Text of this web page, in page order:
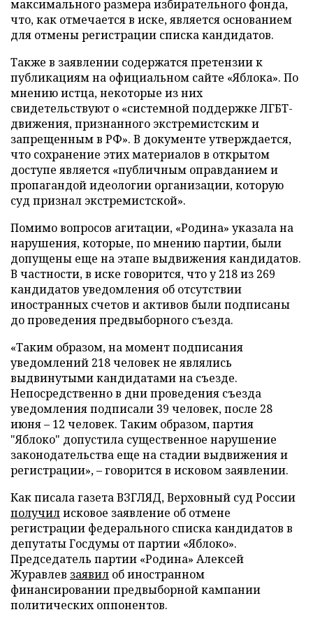
максимального размера избирательного фонда,
что, как отмечается в иске, является основанием
для отмены регистрации списка кандидатов.
Также в заявлении содержатся претензии к
публикациям на официальном сайте «Яблока». По
мнению истца, некоторые из них
свидетельствуют о «системной поддержке ЛГБТ-
движения, признанного экстремистским и
запрещенным в РФ». В документе утверждается,
что сохранение этих материалов в открытом
доступе является «публичным оправданием и
пропагандой идеологии организации, которую
суд признал экстремистской».
Помимо вопросов агитации, «Родина» указала на
нарушения, которые, по мнению партии, были
допущены еще на этапе выдвижения кандидатов.
В частности, в иске говорится, что у 218 из 269
кандидатов уведомления об отсутствии
иностранных счетов и активов были подписаны
до проведения предвыборного съезда.
«Таким образом, на момент подписания
уведомлений 218 человек не являлись
выдвинутыми кандидатами на съезде.
Непосредственно в дни проведения съезда
уведомления подписали 39 человек, после 28
июня – 12 человек. Таким образом, партия
"Яблоко" допустила существенное нарушение
законодательства еще на стадии выдвижения и
регистрации», – говорится в исковом заявлении.
Как писала газета ВЗГЛЯД, Верховный суд России
получилисковое заявление об отмене
регистрации федерального списка кандидатов в
депутаты Госдумы от партии «Яблоко».
Председатель партии «Родина» Алексей
Журавлев заявил об иностранном
финансировании предвыборной кампании
политических оппонентов.